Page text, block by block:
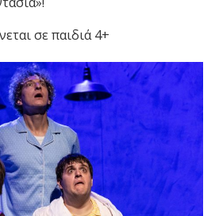
σε παιδιά 4+